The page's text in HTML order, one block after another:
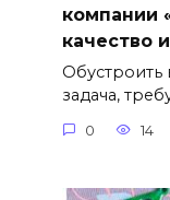
компании
качество
Обустроить
задача,
0 14